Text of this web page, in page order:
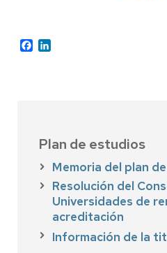
Facebook
Plan de estudios
Memoria del plan
Resolución del
Universidades de
acreditación
Información de la